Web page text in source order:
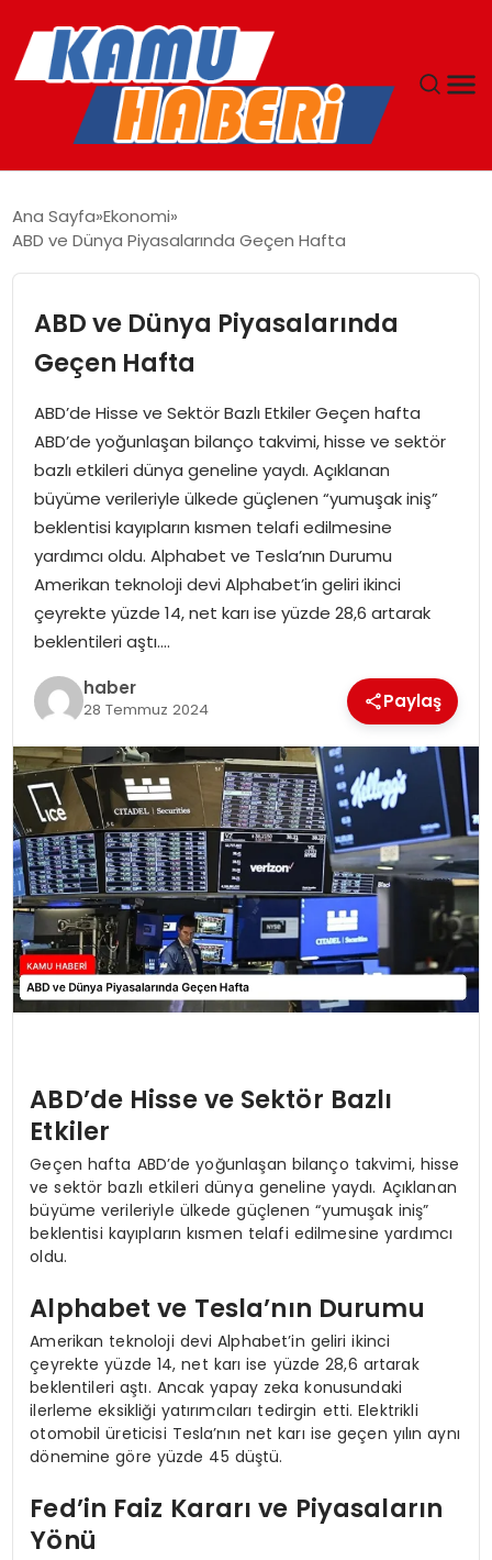
GÜNCEL
MAGAZIN
EKONOMI
SPOR
TEKNOLOJI
EĞITIM
GENEL
Ana Sayfa Ekonomi
ABD ve Dünya Piyasalarında Geçen Hafta
ABD ve Dünya Piyasalarında
Geçen Hafta
ABD’de Hisse ve Sektör Bazlı Etkiler Geçen hafta
ABD’de yoğunlaşan bilanço takvimi, hisse ve sektör
bazlı etkileri dünya geneline yaydı. Açıklanan
büyüme verileriyle ülkede güçlenen “yumuşak iniş”
beklentisi kayıpların kısmen telafi edilmesine
yardımcı oldu. Alphabet ve Tesla’nın Durumu
Amerikan teknoloji devi Alphabet’in geliri ikinci
çeyrekte yüzde 14, net karı ise yüzde 28,6 artarak
beklentileri aştı….
haber
28 Temmuz 2024 Paylaş
ABD’de Hisse ve Sektör Bazlı
Etkiler
Geçen hafta ABD’de yoğunlaşan bilanço takvimi, hisse
ve sektör bazlı etkileri dünya geneline yaydı. Açıklanan
büyüme verileriyle ülkede güçlenen “yumuşak iniş”
beklentisi kayıpların kısmen telafi edilmesine yardımcı
oldu.
Alphabet ve Tesla’nın Durumu
Amerikan teknoloji devi Alphabet’in geliri ikinci
çeyrekte yüzde 14, net karı ise yüzde 28,6 artarak
beklentileri aştı. Ancak yapay zeka konusundaki
ilerleme eksikliği yatırımcıları tedirgin etti. Elektrikli
otomobil üreticisi Tesla’nın net karı ise geçen yılın aynı
dönemine göre yüzde 45 düştü.
Fed’in Faiz Kararı ve Piyasaların
Yönü